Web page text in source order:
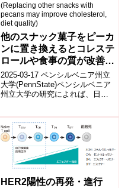
他のスナック菓子をピーカ
ンに置き換えるとコレステ
ロールや食事の質が改善す
る可能性(Replacing other
snacks with pecans may
improve cholesterol, diet
2025-03-17 ペンシルベニア州立
大学(PennState)​ペンシルベニア
州立大学の研究によれば、日常
HER2陽性の再発・進行